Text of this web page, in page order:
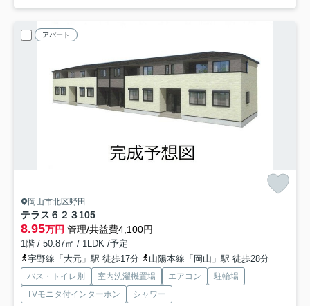
アパート
岡山市北区野田
テラス６２３105
8.95万円 管理/共益費4,100円
1階 / 50.87㎡ / 1LDK /予定
宇野線「大元」駅 徒歩17分
山陽本線「岡山」駅 徒歩28分
バス・トイレ別 室内洗濯機置場 エアコン
駐輪場
TVモニタ付インターホン
シャワー